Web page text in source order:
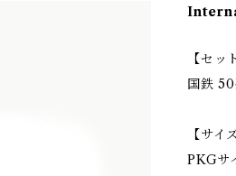
【セッ
国鉄
【サイ
PKGサ